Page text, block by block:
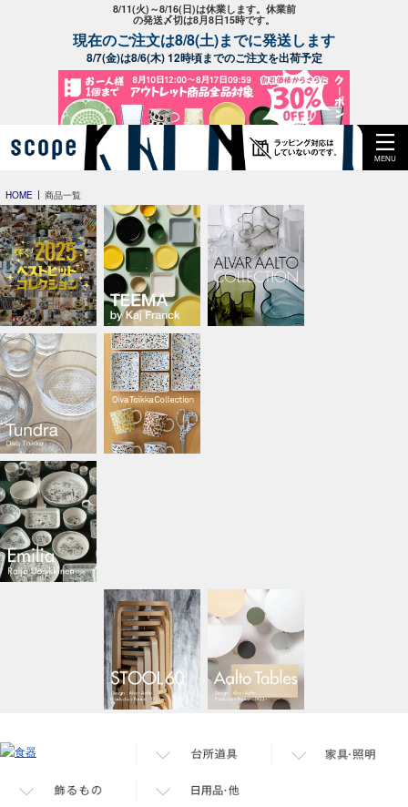
8/11(火)～8/16(日)は休業します。休業前
の発送〆切は8月8日15時です。
現在のご注文は8/8(土)までに発送します
8/7(金)は8/6(木) 12時頃までのご注文を出荷予定
MENU
HOME 商品一覧